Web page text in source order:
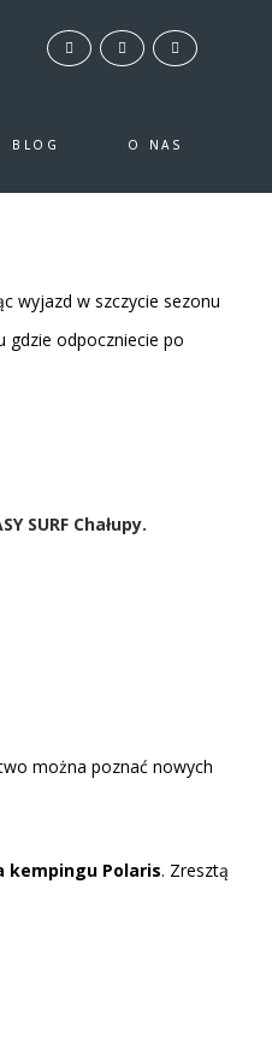
BLOG O NAS
wyjazd w szczycie sezonu
gdzie odpoczniecie po
SURF Chałupy.
można poznać nowych
kempingu Polaris. Zresztą